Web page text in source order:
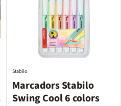
Marcadors Stabilo
Swing Cool 6 colors
Stabilo